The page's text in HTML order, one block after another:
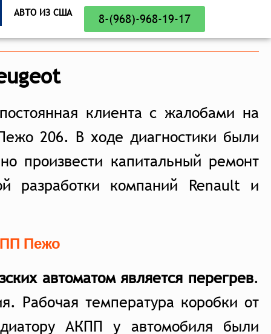
АВТО ИЗ США 8-(968)-968-19-17
клиента с жалобами на
206. В ходе диагностики были
произвести капитальный ремонт
разработки компаний Renault и
Пежо
автоматом является перегрев.
Рабочая температура коробки от
АКПП у автомобиля были